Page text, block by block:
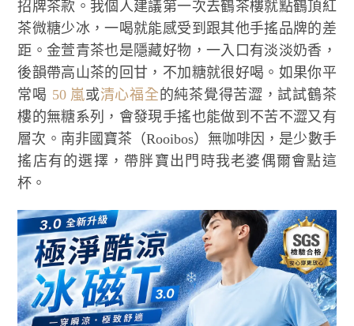
招牌茶款。我個人建議第一次去鶴茶樓就點鶴頂紅
茶微糖少冰，一喝就能感受到跟其他手搖品牌的差
距。金萱青茶也是隱藏好物，一入口有淡淡奶香，
後韻帶高山茶的回甘，不加糖就很好喝。如果你平
常喝 50 嵐或清心福全的純茶覺得苦澀，試試鶴茶
樓的無糖系列，會發現手搖也能做到不苦不澀又有
層次。南非國寶茶（Rooibos）無咖啡因，是少數手
搖店有的選擇，帶胖寶出門時我老婆偶爾會點這
杯。